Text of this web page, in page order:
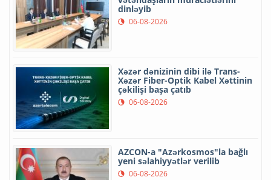
dinləyib
06-08-2026
Xəzər dənizinin dibi ilə Trans-
Xəzər Fiber-Optik Kabel Xəttinin
çəkilişi başa çatıb
06-08-2026
AZCON-a "Azərkosmos"la bağlı
yeni səlahiyyətlər verilib
06-08-2026